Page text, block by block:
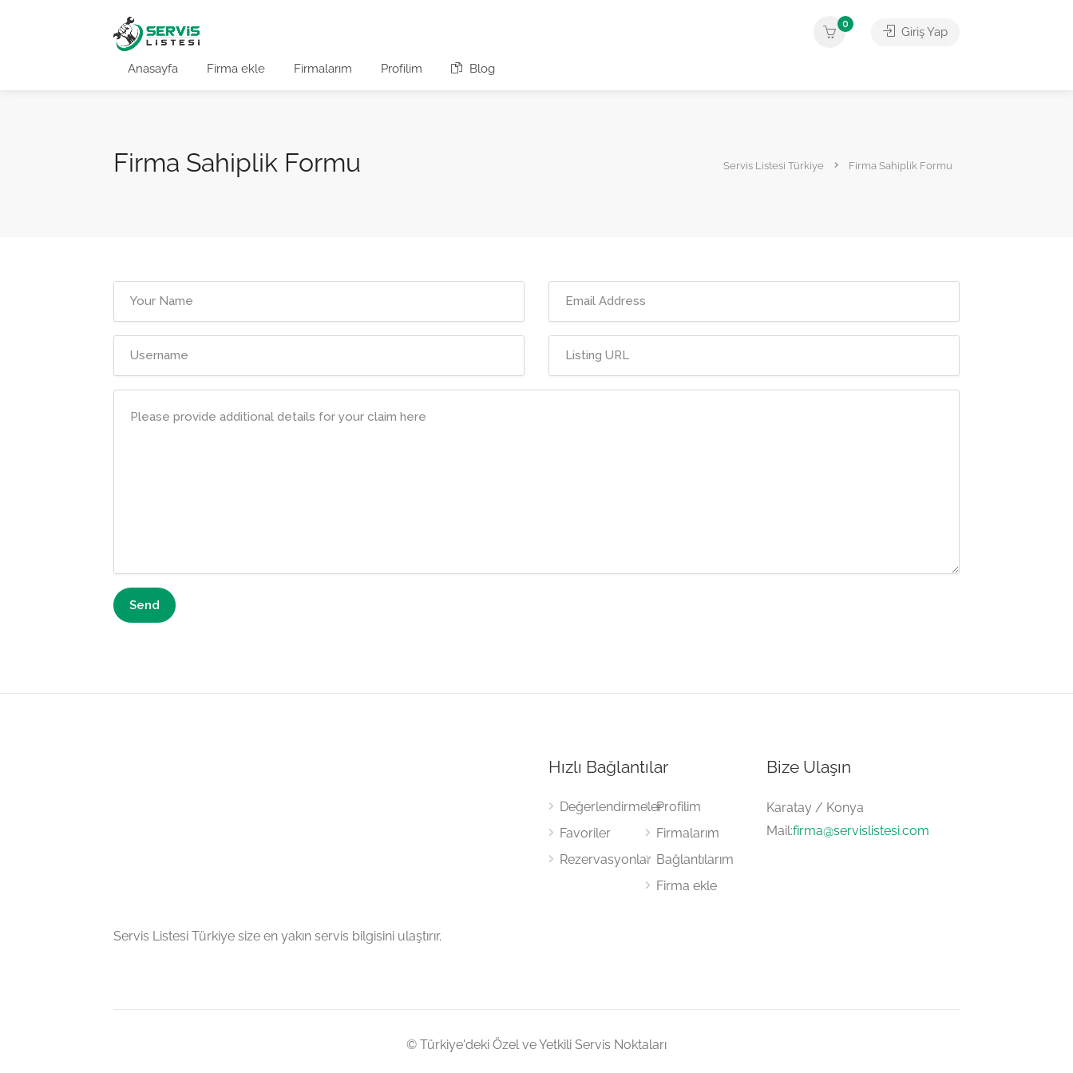
Anasayfa Firma ekle Firmalarım Profilim Blog
0
Giriş Yap
Firma Sahiplik Formu Servis Listesi Türkiye Firma Sahiplik Formu
Servis Listesi Türkiye size en yakın servis bilgisini ulaştırır.
Hızlı Bağlantılar
Değerlendirmeler
Favoriler
Rezervasyonlar
Profilim
Firmalarım
Bağlantılarım
Firma ekle
Bize Ulaşın
Karatay / Konya
Mail:firma@servislistesi.com
© Türkiye'deki Özel ve Yetkili Servis Noktaları